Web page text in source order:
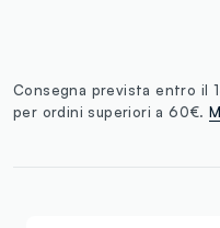
Consegna prevista entro il
per ordini superiori a 60€.